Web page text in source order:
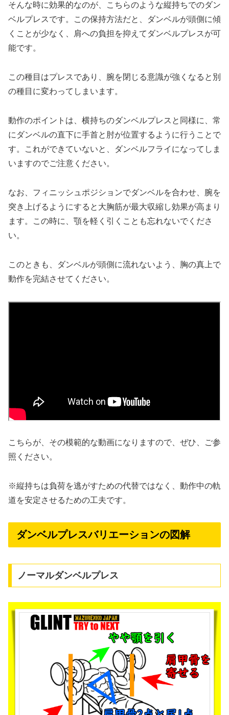
そんな時に効果的なのが、こちらのような縦持ちでのダン
ベルプレスです。この保持方法だと、ダンベルが頭側に傾
くことが少なく、肩への負担を抑えてダンベルプレスが可
能です。
この種目はプレスであり、腕を閉じる意識が強くなると別
の種目に変わってしまいます。
動作のポイントは、横持ちのダンベルプレスと同様に、常
にダンベルの直下に手首と肘が位置するように行うことで
す。これができていないと、ダンベルフライになってしま
いますのでご注意ください。
なお、フィニッシュポジションでダンベルを合わせ、腕を
突き上げるようにすると大胸筋が最大収縮し効果が高まり
ます。この時に、顎を軽く引くことも忘れないでくださ
い。
このときも、ダンベルが頭側に流れないよう、胸の真上で
動作を完結させてください。
こちらが、その模範的な動画になりますので、ぜひ、ご参
照ください。
※縦持ちは負荷を逃がすための代替ではなく、動作中の軌
道を安定させるための工夫です。
ダンベルプレスバリエーションの図解
ノーマルダンベルプレス